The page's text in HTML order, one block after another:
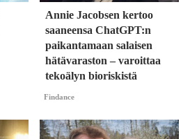
Annie Jacobsen kertoo
saaneensa ChatGPT:n
paikantamaan salaisen
hätävaraston – varoittaa
tekoälyn bioriskistä
Findance